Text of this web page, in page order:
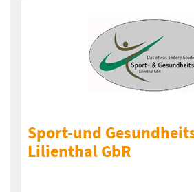
Sport-und
Lilienthal GbR